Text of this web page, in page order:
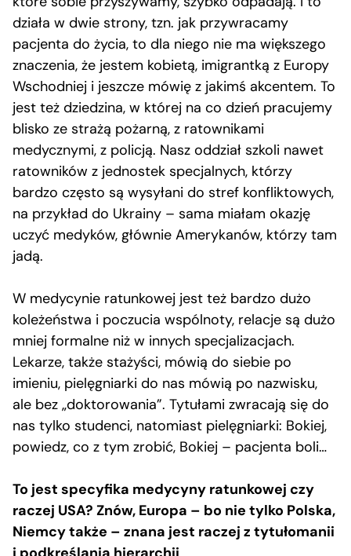
działa w dwie strony, tzn. jak przywracamy
pacjenta do życia, to dla niego nie ma większego
znaczenia, że jestem kobietą, imigrantką z Europy
Wschodniej i jeszcze mówię z jakimś akcentem. To
jest też dziedzina, w której na co dzień pracujemy
blisko ze strażą pożarną, z ratownikami
medycznymi, z policją. Nasz oddział szkoli nawet
ratowników z jednostek specjalnych, którzy
bardzo często są wysyłani do stref konfliktowych,
na przykład do Ukrainy – sama miałam okazję
uczyć medyków, głównie Amerykanów, którzy tam
jadą.
W medycynie ratunkowej jest też bardzo dużo
koleżeństwa i poczucia wspólnoty, relacje są dużo
mniej formalne niż w innych specjalizacjach.
Lekarze, także stażyści, mówią do siebie po
imieniu, pielęgniarki do nas mówią po nazwisku,
ale bez „doktorowania”. Tytułami zwracają się do
nas tylko studenci, natomiast pielęgniarki: Bokiej,
powiedz, co z tym zrobić, Bokiej – pacjenta boli…
To jest specyfika medycyny ratunkowej czy
raczej USA? Znów, Europa – bo nie tylko Polska,
Niemcy także – znana jest raczej z tytułomanii